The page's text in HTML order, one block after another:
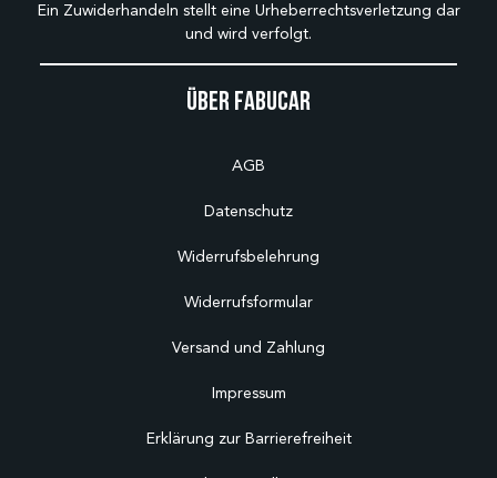
Über Fabucar
AGB
Datenschutz
Widerrufsbelehrung
Widerrufsformular
Versand und Zahlung
Impressum
Erklärung zur Barrierefreiheit
Ein Zuwiderhandeln stellt eine Urheberrechtsverletzung dar
und wird verfolgt.